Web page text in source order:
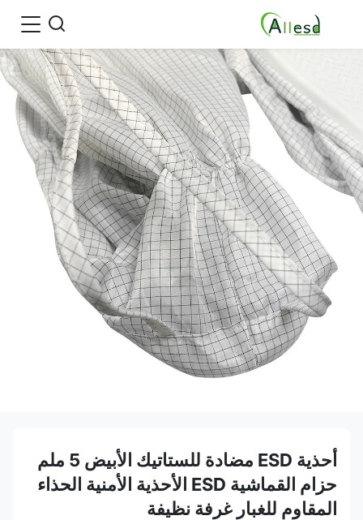
أحذية ESD مضادة للستاتيك الأبيض 5 ملم
حزام القماشية ESD الأحذية الأمنية الحذاء
المقاوم للغبار غرفة نظيفة